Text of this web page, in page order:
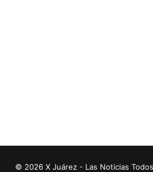
© 2026 X Juárez - Las Noticias